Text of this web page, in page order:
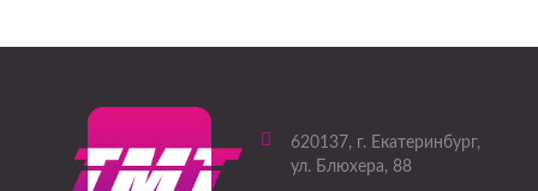
620137, г. Екатеринбург,
ул. Блюхера, 88